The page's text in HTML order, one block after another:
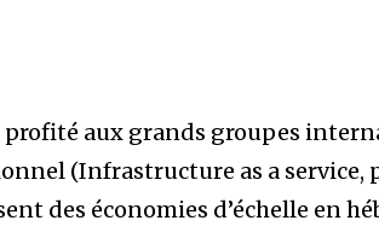
profité aux grands groupes
(Infrastructure as a service,
des économies d’échelle en